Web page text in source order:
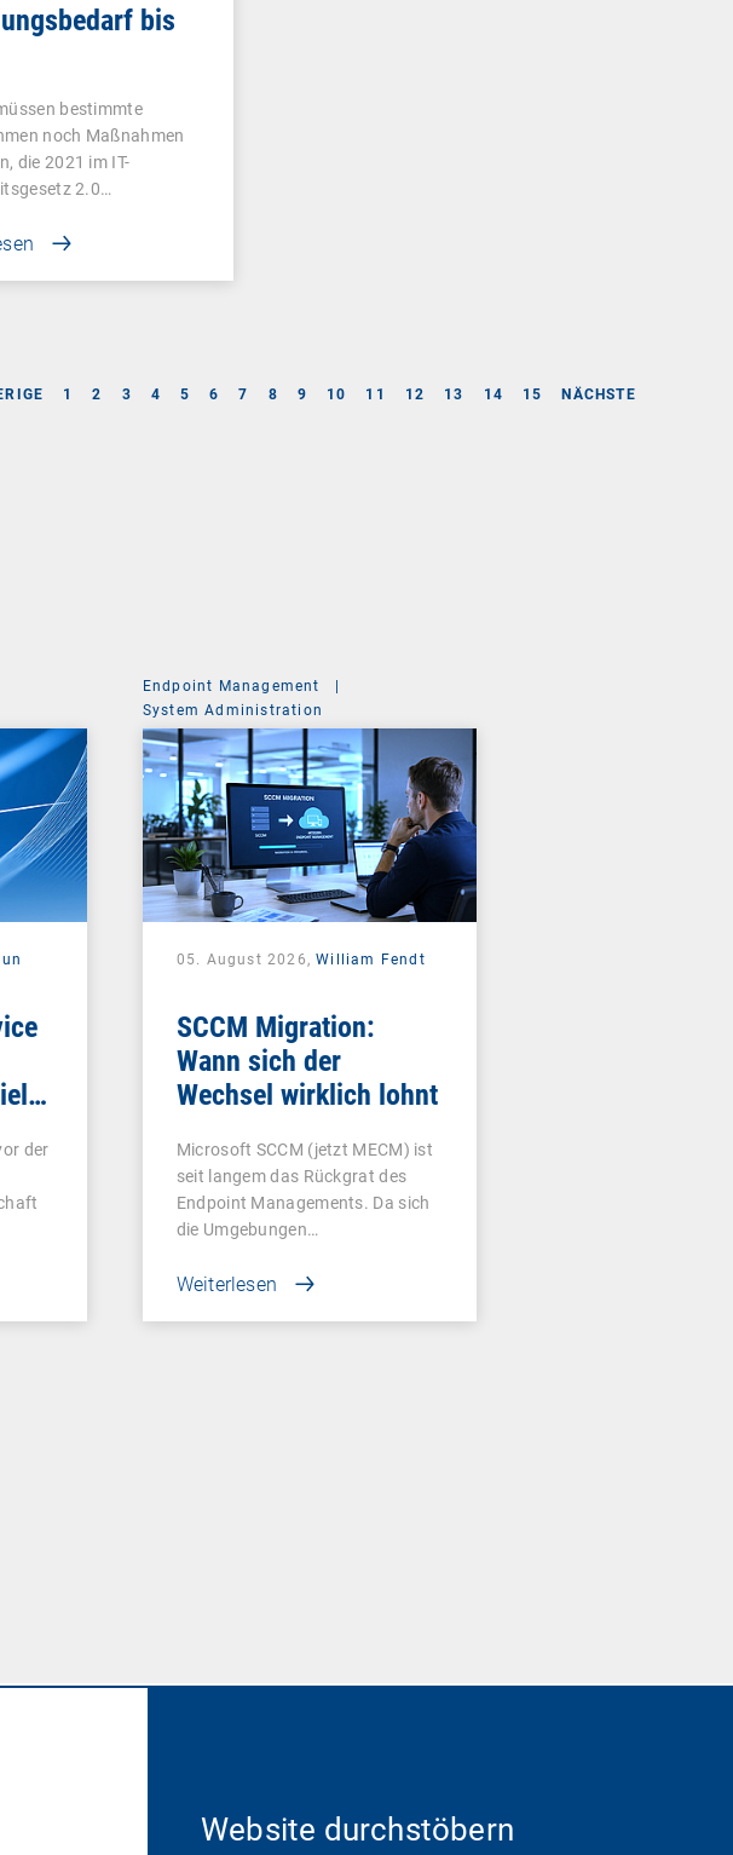
bis
bestimmte
noch Maßnahmen
die 2021 im IT-
2.0…
1 2 3 4 5 6 7 8 9 10 11 12 13 14 15 NÄCHSTE
der
Endpoint Management
|
System Administration
05. August 2026,William Fendt
SCCM Migration:
Wann sich der
Wechsel wirklich lohnt
Microsoft SCCM (jetzt MECM) ist
seit langem das Rückgrat des
Endpoint Managements. Da sich
die Umgebungen…
Weiterlesen
Website durchstöbern